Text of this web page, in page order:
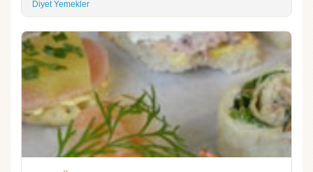
Diyet Yemekler